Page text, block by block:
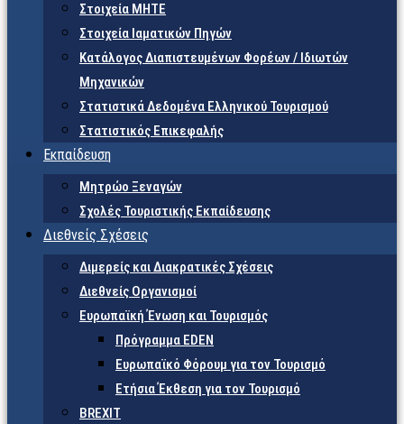
Στοιχεία ΜΗΤΕ
Στοιχεία Ιαματικών Πηγών
Κατάλογος Διαπιστευμένων Φορέων / Ιδιωτών
Μηχανικών
Στατιστικά Δεδομένα Ελληνικού Τουρισμού
Στατιστικός Επικεφαλής
Εκπαίδευση
Μητρώο Ξεναγών
Σχολές Τουριστικής Εκπαίδευσης
Διεθνείς Σχέσεις
Διμερείς και Διακρατικές Σχέσεις
Διεθνείς Οργανισμοί
Ευρωπαϊκή Ένωση και Τουρισμός
Πρόγραμμα EDEN
Ευρωπαϊκό Φόρουμ για τον Τουρισμό
Ετήσια Έκθεση για τον Τουρισμό
BREXIT